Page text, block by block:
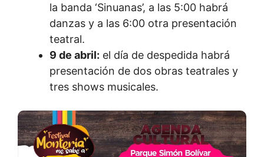
la banda ‘Sinuanas’, a las 5:00 habrá
danzas y a las 6:00 otra presentación
teatral.
9 de abril: el día de despedida habrá
presentación de dos obras teatrales y
tres shows musicales.